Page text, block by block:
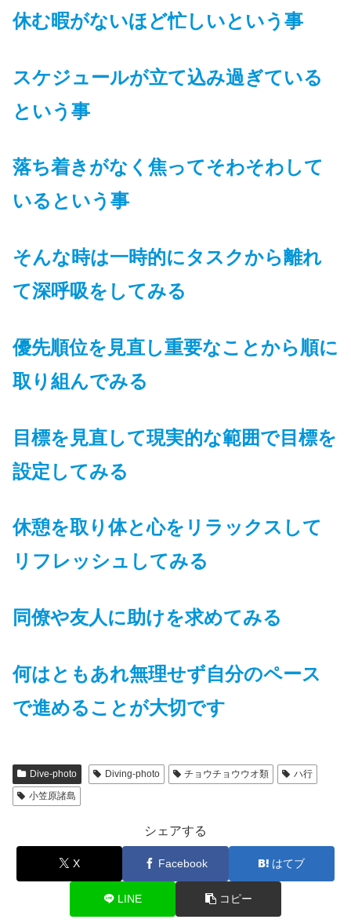
休む暇がないほど忙しいという事
スケジュールが立て込み過ぎている
という事
落ち着きがなく焦ってそわそわして
いるという事
そんな時は一時的にタスクから離れ
て深呼吸をしてみる
優先順位を見直し重要なことから順に
取り組んでみる
目標を見直して現実的な範囲で目標を
設定してみる
休憩を取り体と心をリラックスして
リフレッシュしてみる
同僚や友人に助けを求めてみる
何はともあれ無理せず自分のペース
で進めることが大切です
Dive-photo Diving-photo チョウチョウウオ類
ハ行
小笠原諸島
シェアする
X Facebook はてブ
LINE コピー